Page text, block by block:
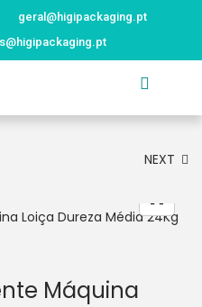
geral@higipackaging.pt
NEXT
Máquina